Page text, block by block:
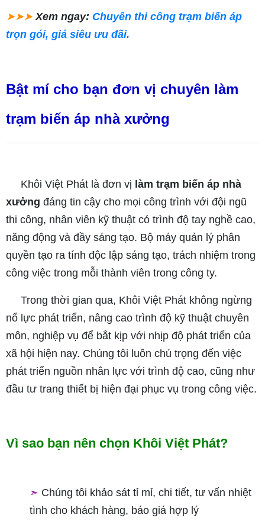
➤➤➤ Xem ngay: Chuyên thi công trạm biến áp
trọn gói, giá siêu ưu đãi.
Bật mí cho bạn đơn vị chuyên làm
trạm biến áp nhà xưởng
Khôi Việt Phát là đơn vị làm trạm biến áp nhà
xưởng đáng tin cậy cho mọi công trình với đội ngũ
thi công, nhân viên kỹ thuật có trình độ tay nghề cao,
năng động và đầy sáng tạo. Bộ máy quản lý phân
quyền tạo ra tính độc lập sáng tạo, trách nhiệm trong
công việc trong mỗi thành viên trong công ty.
Trong thời gian qua, Khôi Việt Phát không ngừng
nổ lực phát triển, nâng cao trình độ kỹ thuật chuyên
môn, nghiệp vụ để bắt kịp với nhịp độ phát triển của
xã hội hiện nay. Chúng tôi luôn chú trọng đến việc
phát triển nguồn nhân lực với trình độ cao, cũng như
đầu tư trang thiết bị hiện đại phục vụ trong công việc.
Vì sao bạn nên chọn Khôi Việt Phát?
➣ Chúng tôi khảo sát tỉ mỉ, chi tiết, tư vấn nhiệt
tình cho khách hàng, báo giá hợp lý